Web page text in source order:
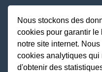
Nous stockons des
cookies pour garantir
notre site internet.
cookies analytiques qui
d'obtenir des